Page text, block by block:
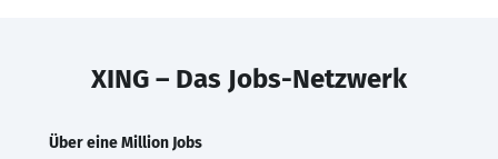
XING – Das Jobs-Netzwerk
Über eine Million Jobs